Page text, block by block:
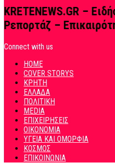
KRETENEWS.GR –
Ρεπορτάζ –
Connect with us
HOME
COVER STORYS
ΚΡΗΤΗ
ΕΛΛΑΔΑ
ΠΟΛΙΤΙΚΗ
MEDIA
ΕΠΙΧΕΙΡΗΣΕΙΣ
ΟΙΚΟΝΟΜΙΑ
ΥΓΕΙΑ ΚΑΙ ΟΜΟΡΦΙΑ
ΚΟΣΜΟΣ
ΕΠΙΚΟΙΝΩΝΙΑ